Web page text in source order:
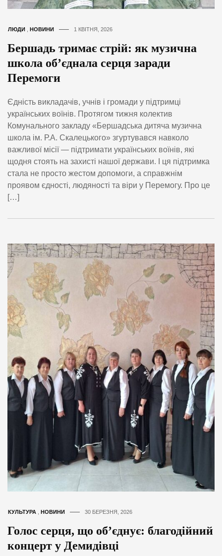
ЛЮДИ НОВИНИ 1 КВІТНЯ, 2026
Бершадь тримає стрій: як музична
школа об’єднала серця заради
Перемоги
Єдність викладачів, учнів і громади у підтримці
українських воїнів. Протягом тижня колектив
Комунального закладу «Бершадська дитяча музична
школа ім. Р.А. Скалецького» згуртувався навколо
важливої місії — підтримати українських воїнів, які
щодня стоять на захисті нашої держави. І ця підтримка
стала не просто жестом допомоги, а справжнім
проявом єдності, людяності та віри у Перемогу. Про це
[…]
КУЛЬТУРА НОВИНИ 30 БЕРЕЗНЯ, 2026
Голос серця, що об’єднує: благодійний
концерт у Демидівці